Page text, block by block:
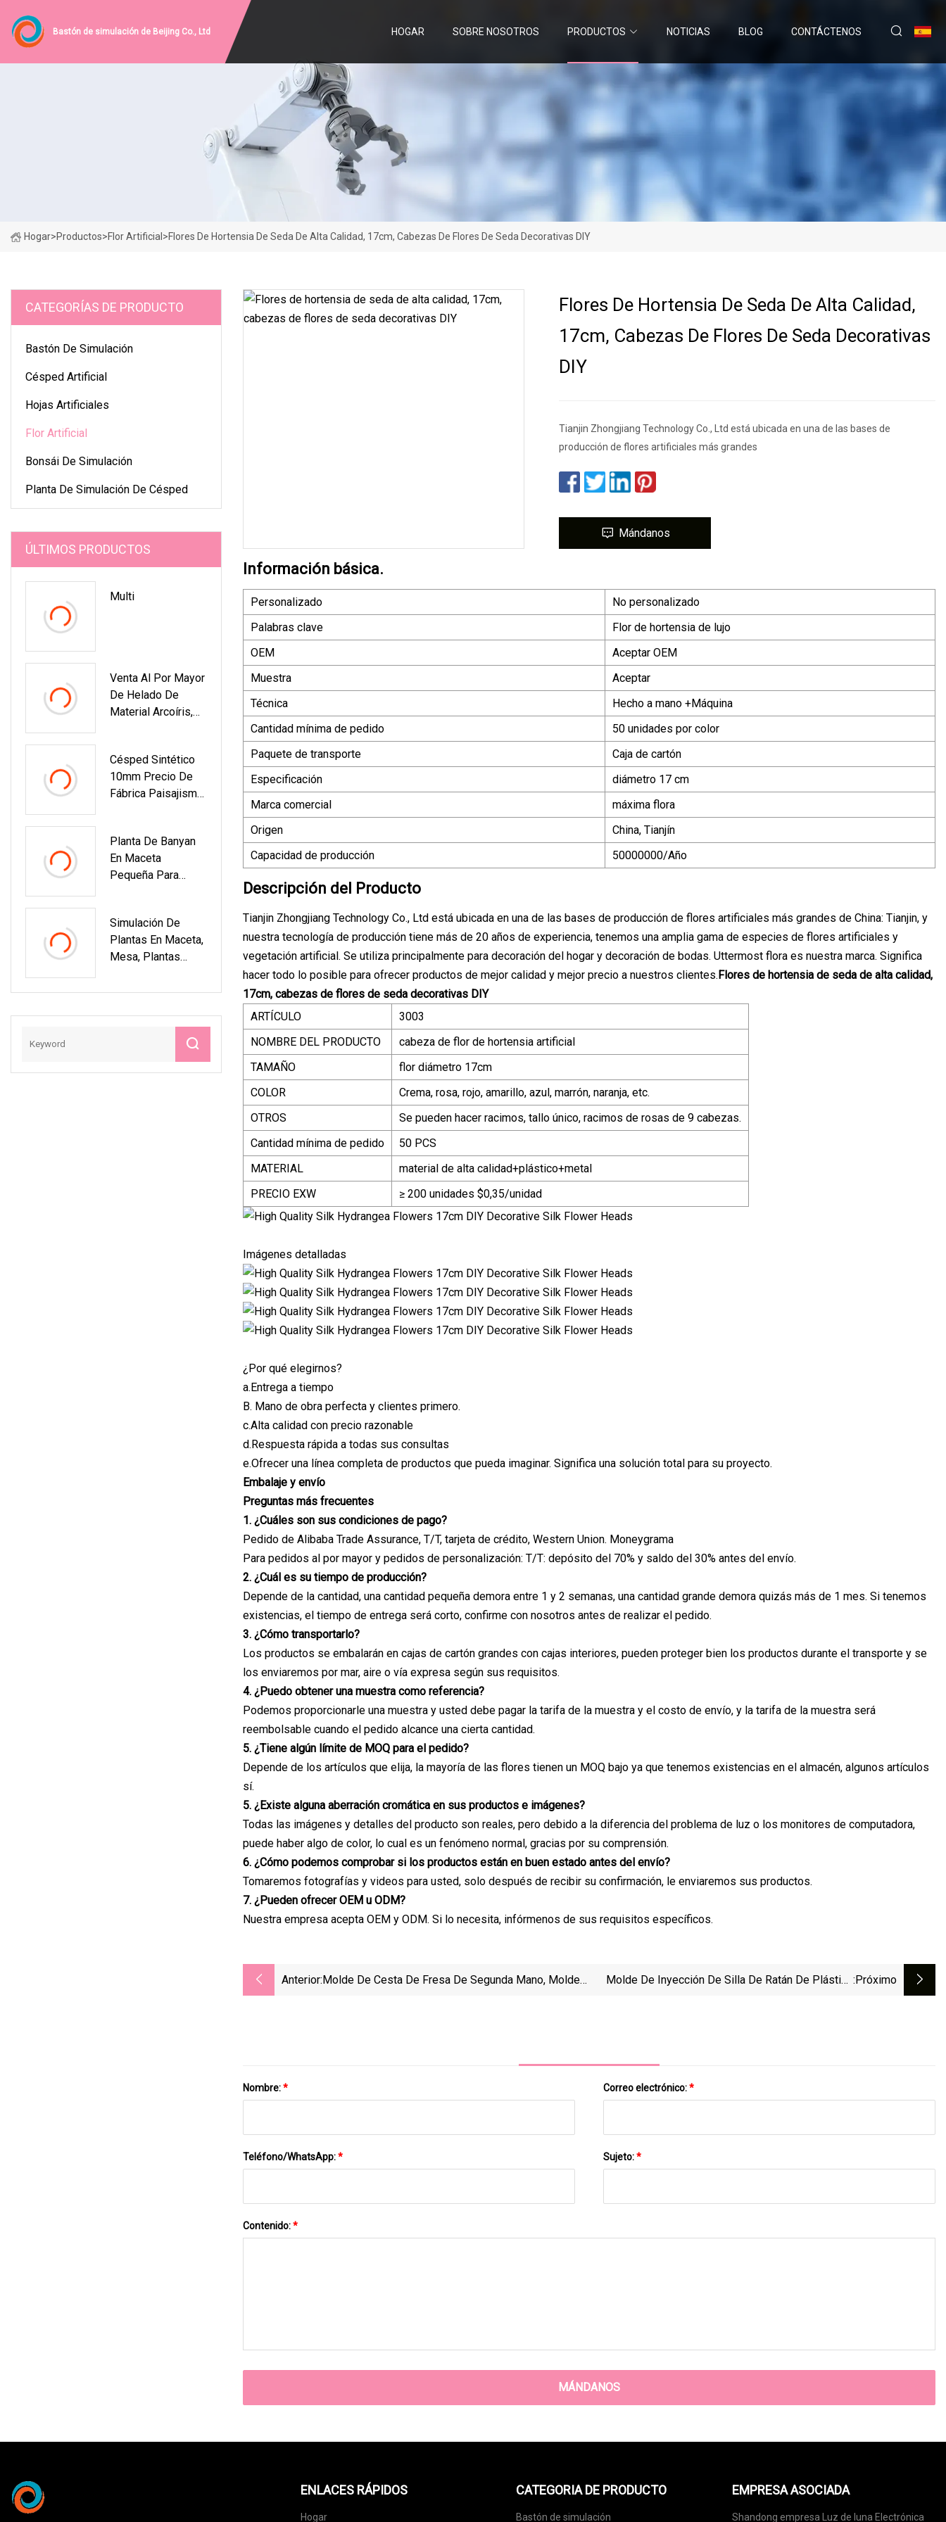
Bastón de simulación de Beijing Co., Ltd HOGAR SOBRE NOSOTROS PRODUCTOS NOTICIAS BLOG CONTÁCTENOS
Hogar>Productos>Flor Artificial >Flores De Hortensia De Seda De Alta Calidad, 17cm, Cabezas De Flores De Seda Decorativas DIY
CATEGORÍAS DE PRODUCTO
Bastón De Simulación
Césped Artificial
Hojas Artificiales
Flor Artificial
Bonsái De Simulación
Planta De Simulación De Césped
ÚLTIMOS PRODUCTOS
Multi
Venta Al Por Mayor
De Helado De
Material Arcoíris,
Rociadores De
Pastel De Azúcar
Césped Sintético
10mm Precio De
Fábrica Paisajismo
Artificial
Planta De Banyan
En Maceta
Pequeña Para
Alta Simulación,
Árbol Bonsái De
Ficus Artificial Para
Hogar
Simulación De
Plantas En Maceta,
Mesa, Plantas
Maceta, Adornos
Flores De Hortensia De Seda De Alta Calidad,
17cm, Cabezas De Flores De Seda Decorativas
DIY
Tianjin Zhongjiang Technology Co., Ltd está ubicada en una de las bases de
producción de flores artificiales más grandes
Mándanos
Información básica.
Personalizado
No personalizado
Palabras clave
Flor de hortensia de lujo
OEM
Aceptar OEM
Muestra
Aceptar
Técnica
Hecho a mano +Máquina
Cantidad mínima de pedido
50 unidades por color
Paquete de transporte
Caja de cartón
Especificación
diámetro 17 cm
Marca comercial
máxima flora
Origen
China, Tianjín
Capacidad de producción
50000000/Año
Descripción del Producto
Tianjin Zhongjiang Technology Co., Ltd está ubicada en una de las bases de producción de flores artificiales más grandes de China: Tianjin, y
nuestra tecnología de producción tiene más de 20 años de experiencia, tenemos una amplia gama de especies de flores artificiales y
vegetación artificial. Se utiliza principalmente para decoración del hogar y decoración de bodas. Uttermost flora es nuestra marca. Significa
hacer todo lo posible para ofrecer productos de mejor calidad y mejor precio a nuestros clientes.Flores de hortensia de seda de alta calidad,
17cm, cabezas de flores de seda decorativas DIY
ARTÍCULO
3003
NOMBRE DEL PRODUCTO
cabeza de flor de hortensia artificial
TAMAÑO
flor diámetro 17cm
COLOR
Crema, rosa, rojo, amarillo, azul, marrón, naranja, etc.
OTROS
Se pueden hacer racimos, tallo único, racimos de rosas de 9 cabezas.
Cantidad mínima de pedido
50 PCS
MATERIAL
material de alta calidad+plástico+metal
PRECIO EXW
≥ 200 unidades $0,35/unidad
Imágenes detalladas
¿Por qué elegirnos?
a.Entrega a tiempo
B. Mano de obra perfecta y clientes primero.
c.Alta calidad con precio razonable
d.Respuesta rápida a todas sus consultas
e.Ofrecer una línea completa de productos que pueda imaginar. Significa una solución total para su proyecto.
Embalaje y envío
Preguntas más frecuentes
1. ¿Cuáles son sus condiciones de pago?
Pedido de Alibaba Trade Assurance, T/T, tarjeta de crédito, Western Union. Moneygrama
Para pedidos al por mayor y pedidos de personalización: T/T: depósito del 70% y saldo del 30% antes del envío.
2. ¿Cuál es su tiempo de producción?
Depende de la cantidad, una cantidad pequeña demora entre 1 y 2 semanas, una cantidad grande demora quizás más de 1 mes. Si tenemos
existencias, el tiempo de entrega será corto, confirme con nosotros antes de realizar el pedido.
3. ¿Cómo transportarlo?
Los productos se embalarán en cajas de cartón grandes con cajas interiores, pueden proteger bien los productos durante el transporte y se
los enviaremos por mar, aire o vía expresa según sus requisitos.
4. ¿Puedo obtener una muestra como referencia?
Podemos proporcionarle una muestra y usted debe pagar la tarifa de la muestra y el costo de envío, y la tarifa de la muestra será
reembolsable cuando el pedido alcance una cierta cantidad.
5. ¿Tiene algún límite de MOQ para el pedido?
Depende de los artículos que elija, la mayoría de las flores tienen un MOQ bajo ya que tenemos existencias en el almacén, algunos artículos
sí.
5. ¿Existe alguna aberración cromática en sus productos e imágenes?
Todas las imágenes y detalles del producto son reales, pero debido a la diferencia del problema de luz o los monitores de computadora,
puede haber algo de color, lo cual es un fenómeno normal, gracias por su comprensión.
6. ¿Cómo podemos comprobar si los productos están en buen estado antes del envío?
Tomaremos fotografías y videos para usted, solo después de recibir su confirmación, le enviaremos sus productos.
7. ¿Pueden ofrecer OEM u ODM?
Nuestra empresa acepta OEM y ODM. Si lo necesita, infórmenos de sus requisitos específicos.
Anterior:Molde De Cesta De Fresa De Segunda Mano, Molde
Molde De Inyección De Silla De Ratán De Plástico :próximo
Nombre:* Correo electrónico:*
Teléfono/WhatsApp:* Sujeto:*
Contenido:*
MÁNDANOS
ENLACES RÁPIDOS
Hogar
CATEGORIA DE PRODUCTO
Bastón de simulación
EMPRESA ASOCIADA
Shandong empresa Luz de luna Electrónica